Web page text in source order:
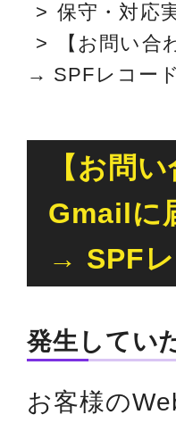
保守・対応
【お問い
→ SPFレコー
【お問
Gmailに
→ SPF
発生してい
お客様の